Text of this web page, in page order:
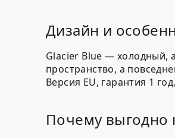
Дизайн и
Glacier Blue — холодный,
пространство, а
Версия EU, гарантия 1 год
Почему выгодно